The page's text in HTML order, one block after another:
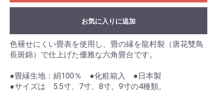
お気に入りに追加
色褪せにくい畳表を使用し、畳の縁を龍村裂（唐花雙鳥
長斑錦）で仕上げた優雅な六角畳台です。
●畳縁生地：絹100％ ●化粧箱入 ●日本製
●サイズは 5.5寸、7寸、8寸、9寸の4種類。